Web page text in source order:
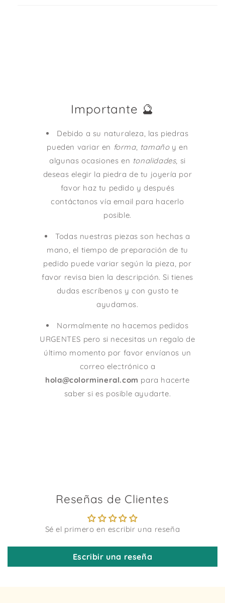
Importante 🔮
Debido a su naturaleza, las piedras
pueden variar en forma, tamañoy en
algunas ocasiones en tonalidades, si
deseas elegir la piedra de tu joyería por
favor haz tu pedido y después
contáctanos vía email para hacerlo
posible.
Todas nuestras piezas son hechas a
mano, el tiempo de preparación de tu
pedido puede variar según la pieza, por
favor revisa bien la descripción. Si tienes
dudas escríbenos y con gusto te
ayudamos.
Normalmente no hacemos pedidos
URGENTES pero si necesitas un regalo de
último momento por favor envíanos un
correo electrónico a
hola@colormineral.com para hacerte
saber si es posible ayudarte.
Reseñas de Clientes
Sé el primero en escribir una reseña
Escribir una reseña